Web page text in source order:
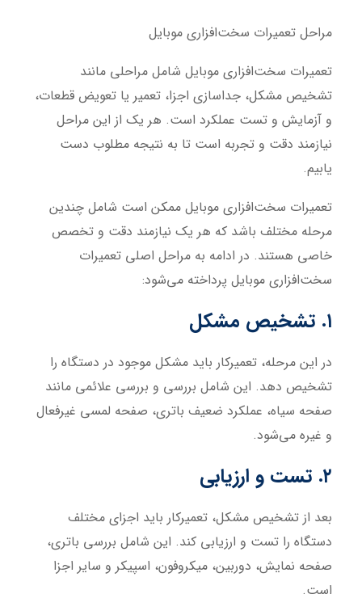
مراحل تعمیرات سخت‌افزاری موبایل
تعمیرات سخت‌افزاری موبایل شامل مراحلی مانند
تشخیص مشکل، جداسازی اجزا، تعمیر یا تعویض قطعات،
و آزمایش و تست عملکرد است. هر یک از این مراحل
نیازمند دقت و تجربه است تا به نتیجه مطلوب دست
یابیم.
تعمیرات سخت‌افزاری موبایل ممکن است شامل چندین
مرحله مختلف باشد که هر یک نیازمند دقت و تخصص
خاصی هستند. در ادامه به مراحل اصلی تعمیرات
سخت‌افزاری موبایل پرداخته می‌شود:
۱. تشخیص مشکل
در این مرحله، تعمیرکار باید مشکل موجود در دستگاه را
تشخیص دهد. این شامل بررسی و بررسی علائمی مانند
صفحه سیاه، عملکرد ضعیف باتری، صفحه لمسی غیرفعال
و غیره می‌شود.
۲. تست و ارزیابی
بعد از تشخیص مشکل، تعمیرکار باید اجزای مختلف
دستگاه را تست و ارزیابی کند. این شامل بررسی باتری،
صفحه نمایش، دوربین، میکروفون، اسپیکر و سایر اجزا
است.